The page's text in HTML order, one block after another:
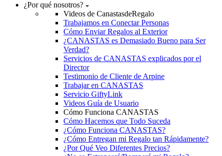
¿Por qué nosotros?
Videos de CanastasdeRegalo
Trabajamos en Conectar Personas
Cómo Enviar Regalos al Exterior
¿CANASTAS es Demasiado Bueno para Ser
Verdad?
Servicios de CANASTAS explicados por el
Director
Testimonio de Cliente de Arpine
Trabajar en CANASTAS
Servicio GiftyLink
Videos Guía de Usuario
Cómo Funciona CANASTAS
Cómo Hacemos que Todo Suceda
¿Cómo Funciona CANASTAS?
¿Cómo Entregan mi Regalo tan Rápidamente?
¿Por Qué Veo Diferentes Precios?